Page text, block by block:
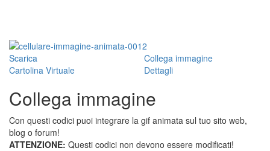
Scarica
Collega immagine
Cartolina Virtuale
Dettagli
Collega immagine
Con questi codici puoi integrare la gif animata sul tuo sito web,
blog o forum!
ATTENZIONE: Questi codici non devono essere modificati!